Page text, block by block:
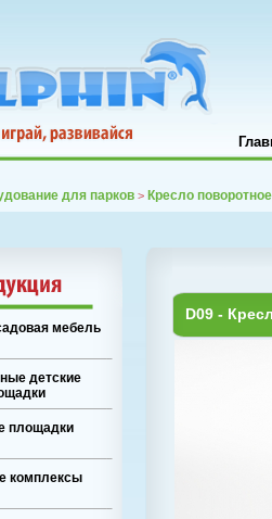
для парков > Кресло поворотное
мебель
детские
площадки
комплексы
D09 -